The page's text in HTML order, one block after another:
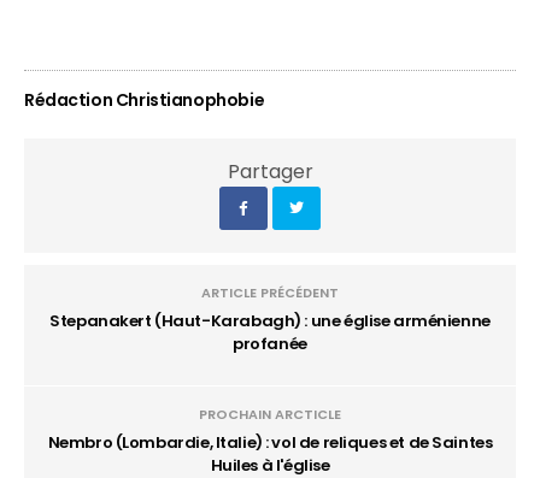
Rédaction Christianophobie
Partager
ARTICLE PRÉCÉDENT
Stepanakert (Haut-Karabagh) : une église arménienne
profanée
PROCHAIN ARCTICLE
Nembro (Lombardie, Italie) : vol de reliques et de Saintes
Huiles à l'église